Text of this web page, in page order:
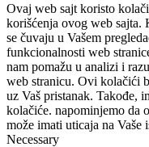
Ovaj web sajt koristo
korišćenja ovog web sajta.
se čuvaju u Vašem
funkcionalnosti web
nam pomažu u analizi i
web stranicu. Ovi kolačići
uz Vaš pristanak. Takođe,
kolačiće. napominjemo da
može imati uticaja na Vaše
Necessary